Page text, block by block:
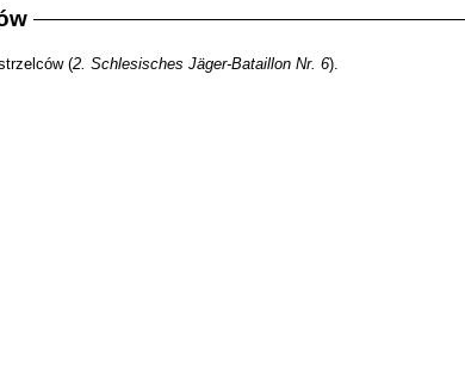
(2. Schlesisches Jäger-Bataillon Nr. 6).